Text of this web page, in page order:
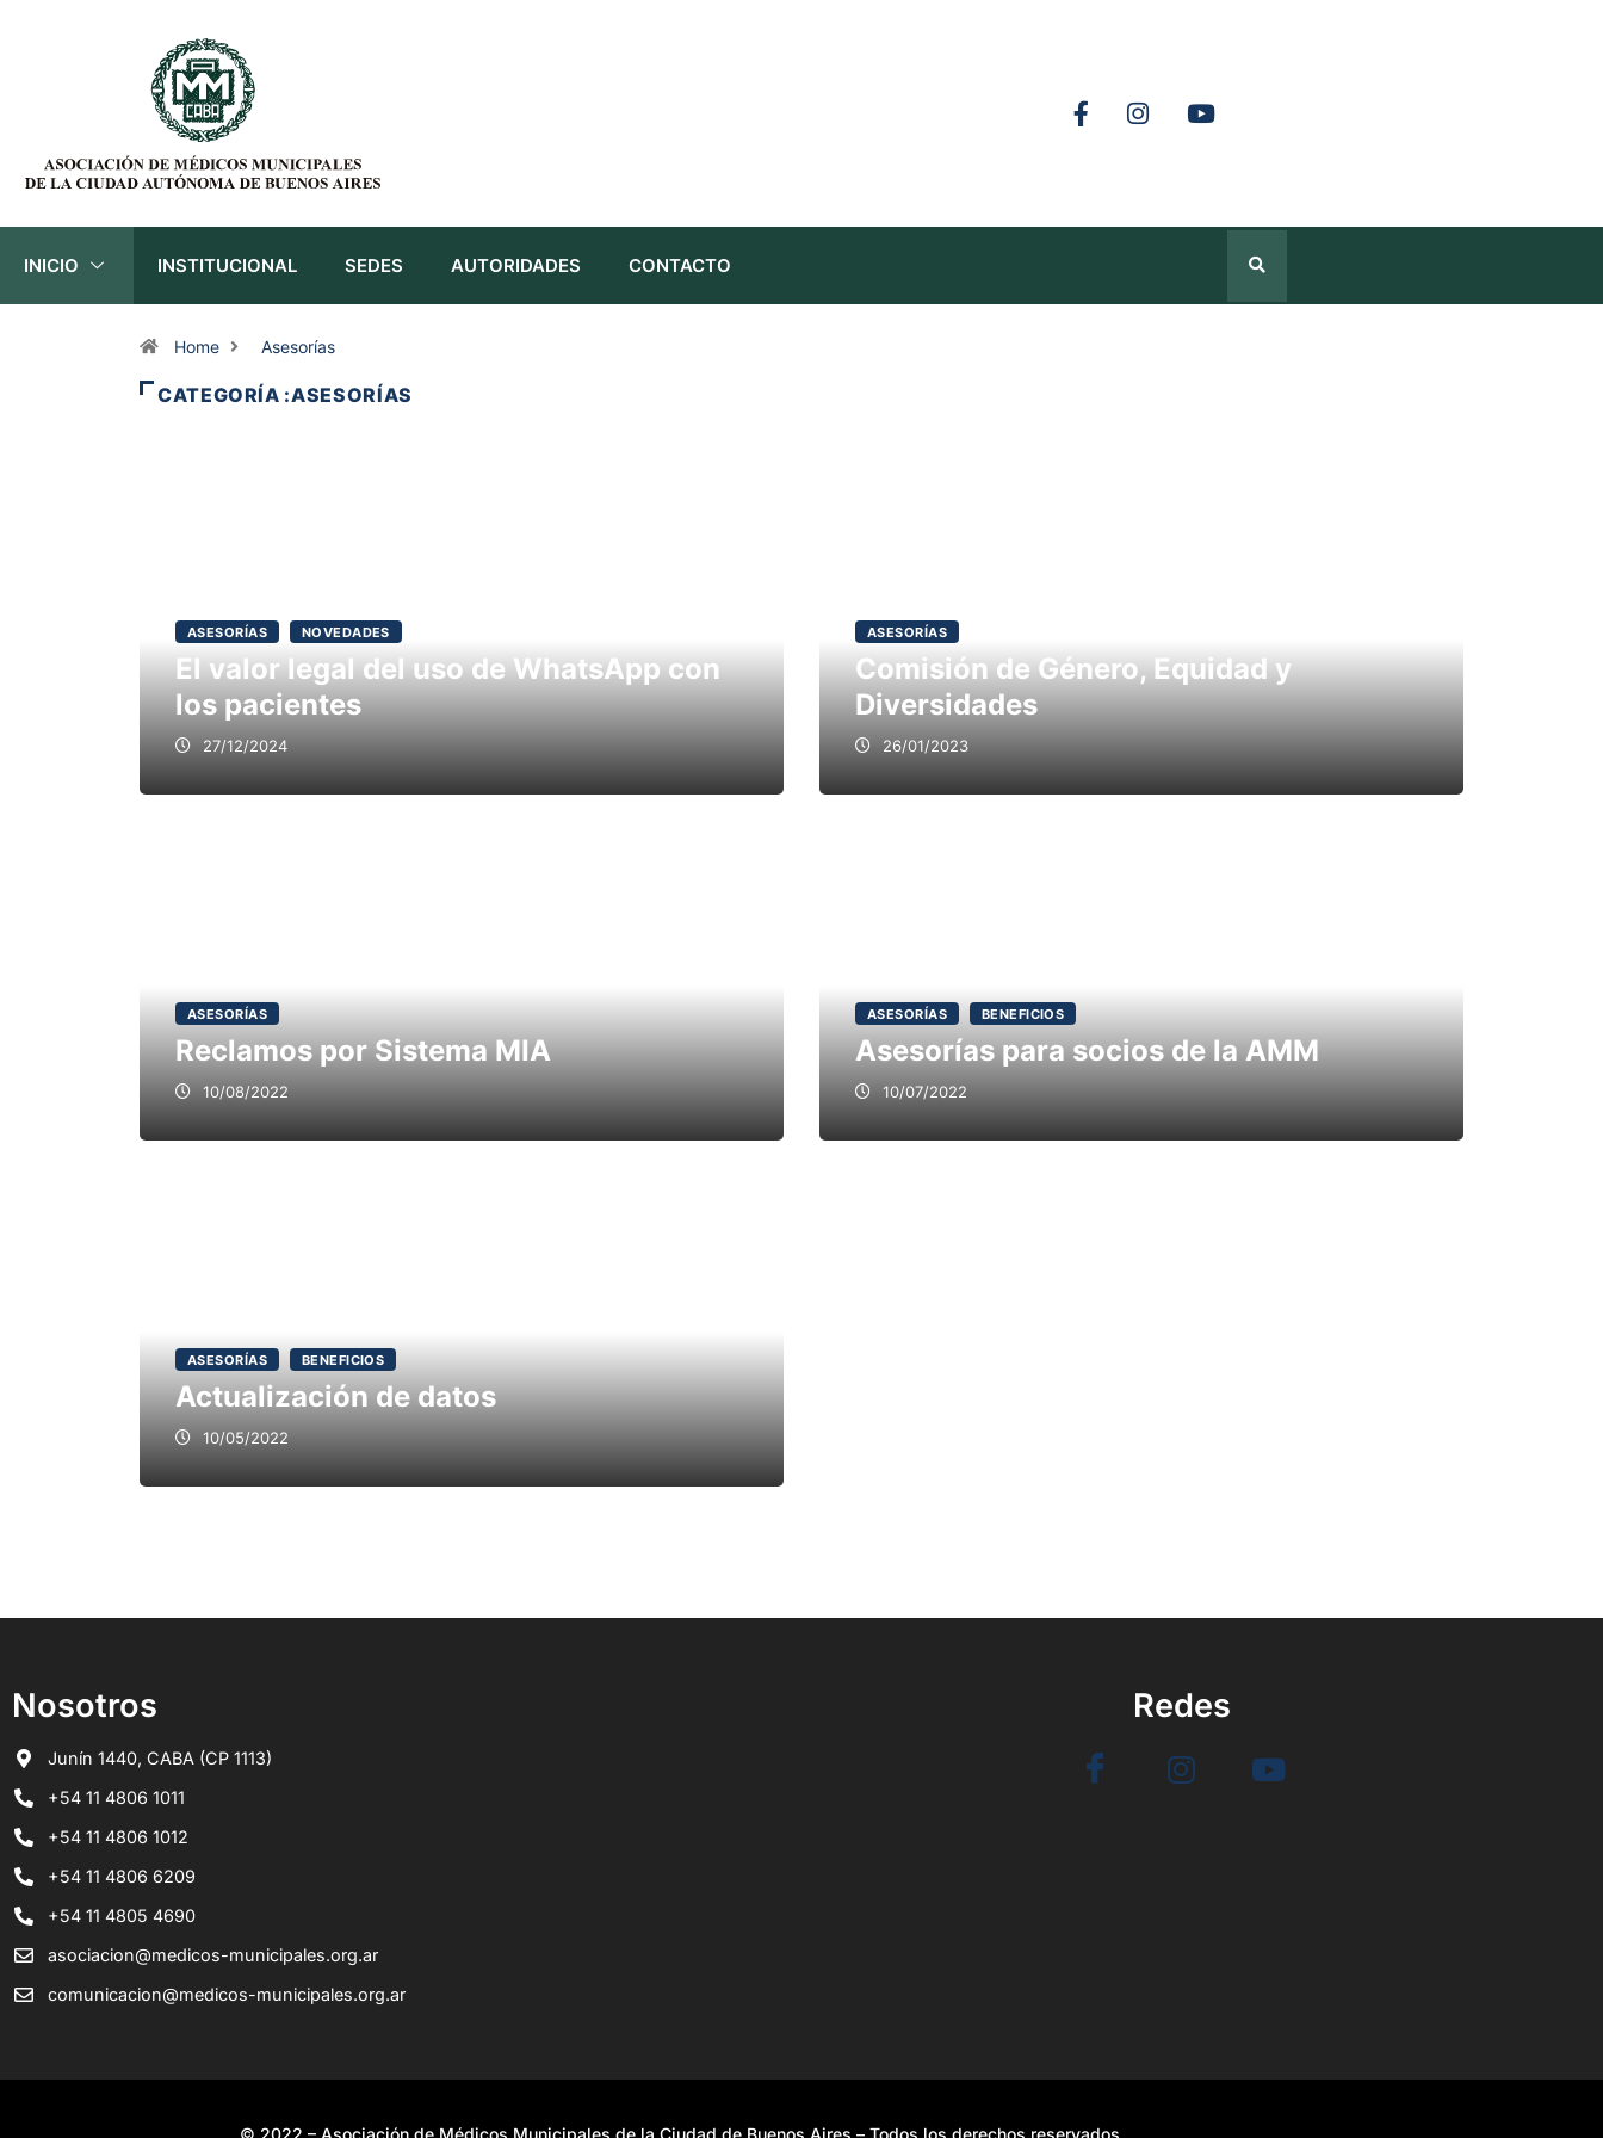
INICIO INSTITUCIONAL SEDES AUTORIDADES CONTACTO
Home Asesorías
CATEGORÍA :ASESORÍAS
ASESORÍAS NOVEDADES
El valor legal del uso de WhatsApp con
los pacientes
27/12/2024
ASESORÍAS
Comisión de Género, Equidad y
Diversidades
26/01/2023
ASESORÍAS
Reclamos por Sistema MIA
10/08/2022
ASESORÍAS BENEFICIOS
Asesorías para socios de la AMM
10/07/2022
ASESORÍAS BENEFICIOS
Actualización de datos
10/05/2022
Nosotros
Junín 1440, CABA (CP 1113)
+54 11 4806 1011
+54 11 4806 1012
+54 11 4806 6209
+54 11 4805 4690
asociacion@medicos-municipales.org.ar
comunicacion@medicos-municipales.org.ar
Redes
© 2022 – Asociación de Médicos Municipales de la Ciudad de Buenos Aires – Todos los derechos reservados